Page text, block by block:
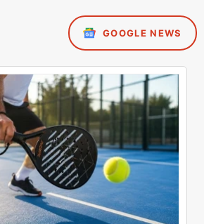
GOOGLE NEWS